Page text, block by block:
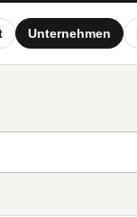
Unternehmen